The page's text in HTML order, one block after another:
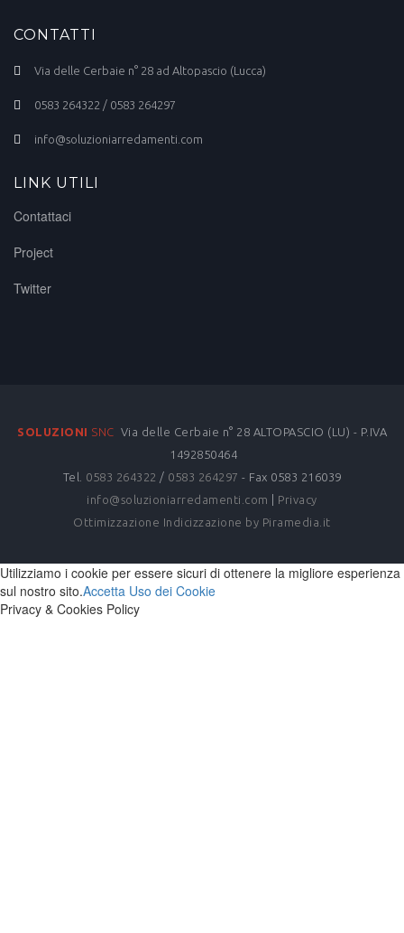
CONTATTI
Via delle Cerbaie n° 28 ad Altopascio (Lucca)
0583 264322 / 0583 264297
info@soluzioniarredamenti.com
LINK UTILI
Contattaci
Project
Twitter
SOLUZIONI SNC Via delle Cerbaie n° 28 ALTOPASCIO (LU) - P.IVA
1492850464
Tel. 0583 264322 / 0583 264297 - Fax 0583 216039
info@soluzioniarredamenti.com
Privacy
Ottimizzazione Indicizzazione by Piramedia.it
Utilizziamo i cookie per essere sicuri di ottenere la migliore esperienza
sul nostro sito.Accetta Uso dei Cookie
Privacy & Cookies Policy